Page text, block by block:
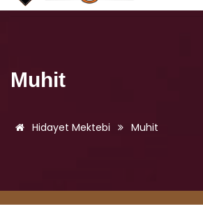
Muhit
Hidayet Mektebi Muhit